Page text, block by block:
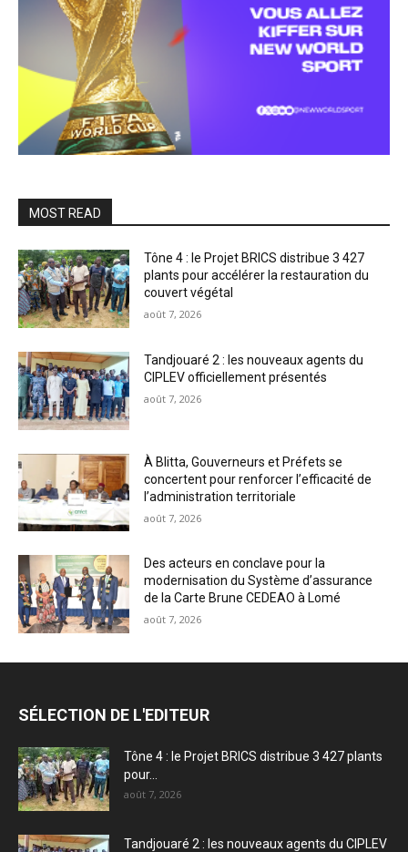
MOST READ
Tône 4 : le Projet BRICS distribue 3 427
plants pour accélérer la restauration du
couvert végétal
août 7, 2026
Tandjouaré 2 : les nouveaux agents du
CIPLEV officiellement présentés
août 7, 2026
À Blitta, Gouverneurs et Préfets se
concertent pour renforcer l’efficacité de
l’administration territoriale
août 7, 2026
Des acteurs en conclave pour la
modernisation du Système d’assurance
de la Carte Brune CEDEAO à Lomé
août 7, 2026
SÉLECTION DE L'EDITEUR
Tône 4 : le Projet BRICS distribue 3 427 plants
pour...
août 7, 2026
Tandjouaré 2 : les nouveaux agents du CIPLEV